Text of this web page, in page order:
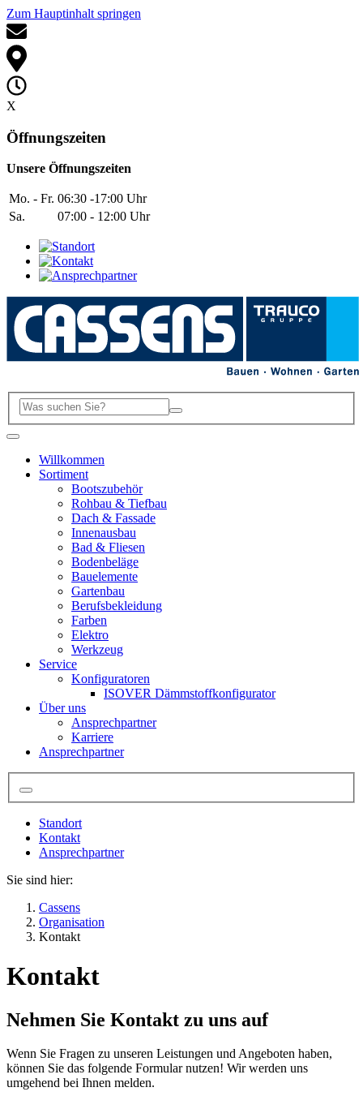
Zum Hauptinhalt springen
X
Öffnungszeiten
Unsere Öffnungszeiten
Mo. - Fr. 06:30 -17:00 Uhr
Sa.
07:00 - 12:00 Uhr
Willkommen
Sortiment
Bootszubehör
Rohbau & Tiefbau
Dach & Fassade
Innenausbau
Bad & Fliesen
Bodenbeläge
Bauelemente
Gartenbau
Berufsbekleidung
Farben
Elektro
Werkzeug
Service
Konfiguratoren
ISOVER Dämmstoffkonfigurator
Über uns
Ansprechpartner
Karriere
Ansprechpartner
Standort
Kontakt
Ansprechpartner
Sie sind hier:
Cassens
Organisation
Kontakt
Kontakt
Nehmen Sie Kontakt zu uns auf
Wenn Sie Fragen zu unseren Leistungen und Angeboten haben,
können Sie das folgende Formular nutzen! Wir werden uns
umgehend bei Ihnen melden.